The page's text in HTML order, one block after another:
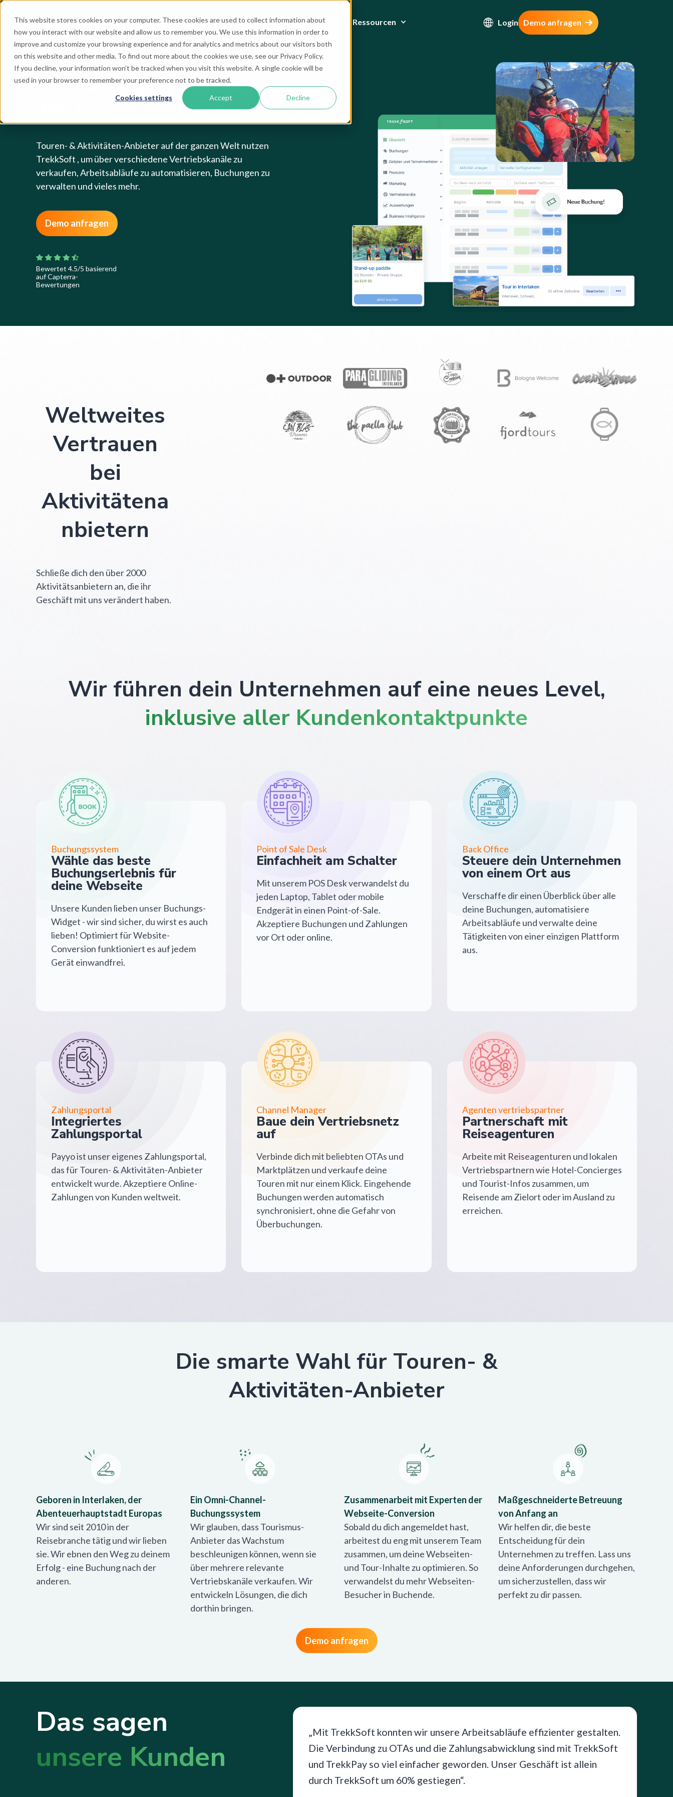
This website stores cookies on your computer. These cookies are used to collect information about
how you interact with our website and allow us to remember you. We use this information in order to
improve and customize your browsing experience and for analytics and metrics about our visitors both
on this website and other media. To find out more about the cookies we use, see our Privacy Policy.
If you decline, your information won’t be tracked when you visit this website. A single cookie will be
used in your browser to remember your preference not to be tracked.
Cookies settings Accept Decline
Lösungen Produkt Preise Erfolgsgeschichten Ressourcen Login Demo anfragen
Das Buchungssystem, das
Leben einfacher macht
Touren- & Aktivitäten-Anbieter auf der ganzen Welt nutzen
TrekkSoft , um über verschiedene Vertriebskanäle zu
verkaufen, Arbeitsabläufe zu automatisieren, Buchungen zu
verwalten und vieles mehr.
Demo anfragen
Bewertet 4.5/5 basierend
auf Capterra-
Bewertungen
Weltweites
Vertrauen
bei
Aktivitätena
nbietern
Schließe dich den über 2000
Aktivitätsanbietern an, die ihr
Geschäft mit uns verändert haben.
Wir führen dein Unternehmen auf eine neues Level,
inklusive aller Kundenkontaktpunkte
Buchungssystem
Wähle das beste
Buchungserlebnis für
deine Webseite
Unsere Kunden lieben unser Buchungs-
Widget - wir sind sicher, du wirst es auch
lieben! Optimiert für Website-
Conversion funktioniert es auf jedem
Gerät einwandfrei.
Point of Sale Desk
Einfachheit am Schalter
Mit unserem POS Desk verwandelst du
jeden Laptop, Tablet oder mobile
Endgerät in einen Point-of-Sale.
Akzeptiere Buchungen und Zahlungen
vor Ort oder online.
Back Office
Steuere dein Unternehmen
von einem Ort aus
Verschaffe dir einen Überblick über alle
deine Buchungen, automatisiere
Arbeitsabläufe und verwalte deine
Tätigkeiten von einer einzigen Plattform
aus.
Zahlungsportal
Integriertes
Zahlungsportal
Payyo ist unser eigenes Zahlungsportal,
das für Touren- & Aktivitäten-Anbieter
entwickelt wurde. Akzeptiere Online-
Zahlungen von Kunden weltweit.
Channel Manager
Baue dein Vertriebsnetz
auf
Verbinde dich mit beliebten OTAs und
Marktplätzen und verkaufe deine
Touren mit nur einem Klick. Eingehende
Buchungen werden automatisch
synchronisiert, ohne die Gefahr von
Überbuchungen.
Agenten vertriebspartner
Partnerschaft mit
Reiseagenturen
Arbeite mit Reiseagenturen und lokalen
Vertriebspartnern wie Hotel-Concierges
und Tourist-Infos zusammen, um
Reisende am Zielort oder im Ausland zu
erreichen.
Die smarte Wahl für Touren- &
Aktivitäten-Anbieter
Geboren in Interlaken, der
Abenteuerhauptstadt Europas
Wir sind seit 2010 in der
Reisebranche tätig und wir lieben
sie. Wir ebnen den Weg zu deinem
Erfolg - eine Buchung nach der
anderen.
Ein Omni-Channel-
Buchungssystem
Wir glauben, dass Tourismus-
Anbieter das Wachstum
beschleunigen können, wenn sie
über mehrere relevante
Vertriebskanäle verkaufen. Wir
entwickeln Lösungen, die dich
dorthin bringen.
Zusammenarbeit mit Experten der
Webseite-Conversion
Sobald du dich angemeldet hast,
arbeitest du eng mit unserem Team
zusammen, um deine Webseiten-
und Tour-Inhalte zu optimieren. So
verwandelst du mehr Webseiten-
Besucher in Buchende.
Maßgeschneiderte Betreuung
von Anfang an
Wir helfen dir, die beste
Entscheidung für dein
Unternehmen zu treffen. Lass uns
deine Anforderungen durchgehen,
um sicherzustellen, dass wir
perfekt zu dir passen.
Demo anfragen
Das sagen
unsere Kunden
„Mit TrekkSoft konnten wir unsere Arbeitsabläufe effizienter gestalten.
Die Verbindung zu OTAs und die Zahlungsabwicklung sind mit TrekkSoft
und TrekkPay so viel einfacher geworden. Unser Geschäft ist allein
durch TrekkSoft um 60% gestiegen“.